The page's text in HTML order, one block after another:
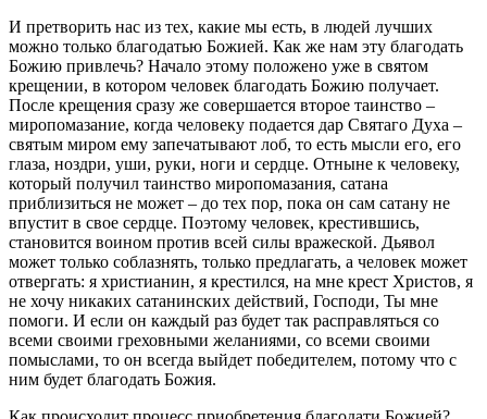
И претворить нас из тех, какие мы есть, в людей лучших
можно только благодатью Божией. Как же нам эту благодать
Божию привлечь? Начало этому положено уже в святом
крещении, в котором человек благодать Божию получает.
После крещения сразу же совершается второе таинство –
миропомазание, когда человеку подается дар Святаго Духа –
святым миром ему запечатывают лоб, то есть мысли его, его
глаза, ноздри, уши, руки, ноги и сердце. Отныне к человеку,
который получил таинство миропомазания, сатана
приблизиться не может – до тех пор, пока он сам сатану не
впустит в свое сердце. Поэтому человек, крестившись,
становится воином против всей силы вражеской. Дьявол
может только соблазнять, только предлагать, а человек может
отвергать: я христианин, я крестился, на мне крест Христов, я
не хочу никаких сатанинских действий, Господи, Ты мне
помоги. И если он каждый раз будет так расправляться со
всеми своими греховными желаниями, со всеми своими
помыслами, то он всегда выйдет победителем, потому что с
ним будет благодать Божия.